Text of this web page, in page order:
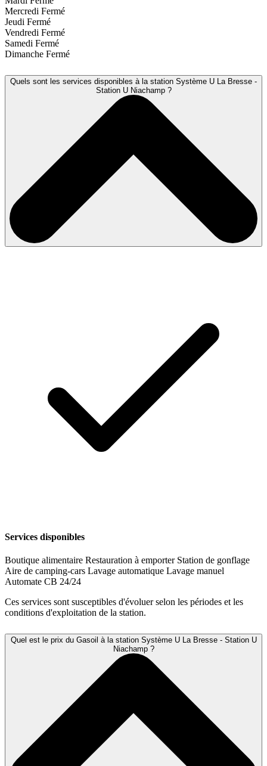
Mercredi Fermé
Jeudi Fermé
Vendredi Fermé
Samedi Fermé
Dimanche Fermé
Quels sont les services disponibles à la station Système U La Bresse -
Station U Niachamp ?
Services disponibles
Boutique alimentaire Restauration à emporter Station de gonflage
Aire de camping-cars Lavage automatique Lavage manuel
Automate CB 24/24
Ces services sont susceptibles d'évoluer selon les périodes et les
conditions d'exploitation de la station.
Quel est le prix du Gasoil à la station Système U La Bresse - Station U
Niachamp ?